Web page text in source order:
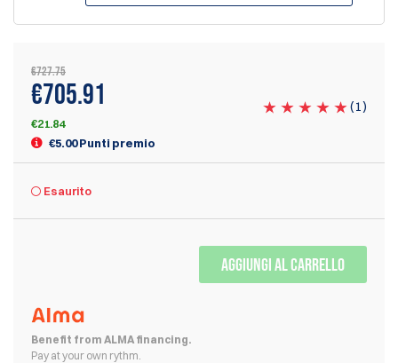
€727.75
€705.91
€21.84
€5.00 Punti premio
(1)
Esaurito
AGGIUNGI AL CARRELLO
Benefit from ALMA financing.
Pay at your own rythm.